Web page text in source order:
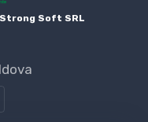
Strong Soft SRL